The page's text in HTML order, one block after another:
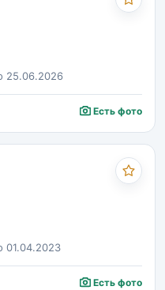
25.06.2026
Есть фото
01.04.2023
Есть фото